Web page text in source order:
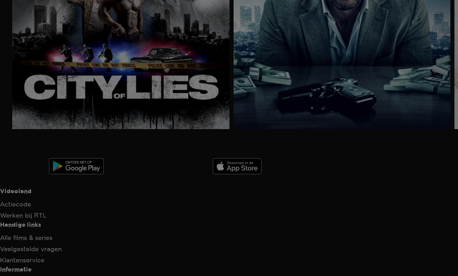
Videoland useful links.
Videoland
Actiecode
Werken bij RTL
Handige links
Alle films & series
Veelgestelde vragen
Klantenservice
Informatie